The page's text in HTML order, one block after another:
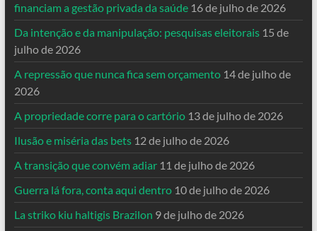
financiam a gestão privada da saúde 16 de julho de 2026
Da intenção e da manipulação: pesquisas eleitorais 15 de
julho de 2026
A repressão que nunca fica sem orçamento 14 de julho de
2026
A propriedade corre para o cartório 13 de julho de 2026
Ilusão e miséria das bets 12 de julho de 2026
A transição que convém adiar 11 de julho de 2026
Guerra lá fora, conta aqui dentro 10 de julho de 2026
La striko kiu haltigis Brazilon 9 de julho de 2026